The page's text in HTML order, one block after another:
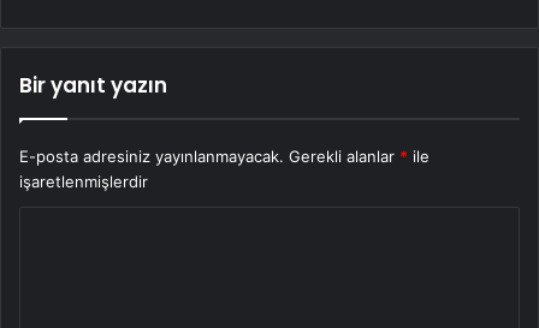
Bir yanıt yazın
E-posta adresiniz yayınlanmayacak. Gerekli alanlar * ile
işaretlenmişlerdir